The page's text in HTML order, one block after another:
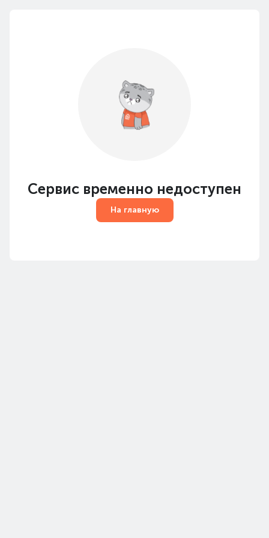
Сервис временно недоступен
На главную